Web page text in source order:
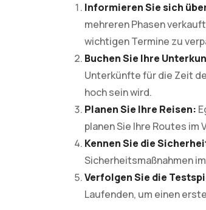
Informieren Sie sich
mehreren Phasen
wichtigen Termine zu
Buchen Sie Ihre
Unterkünfte für die Zeit
hoch sein wird.
Planen Sie Ihre Reisen:
planen Sie Ihre Routes im
Kennen Sie die
Sicherheitsmaßnahmen
Verfolgen Sie die
Laufenden, um einen